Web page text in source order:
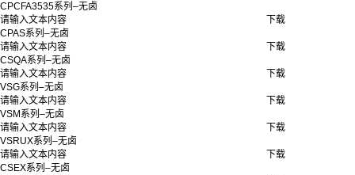
CPCFA3535系列–无卤
请输入文本内容
CPAS系列–无卤
下载
请输入文本内容
CSQA系列–无卤
下载
请输入文本内容
VSG系列–无卤
下载
请输入文本内容
VSM系列–无卤
下载
请输入文本内容
VSRUX系列–无卤
下载
请输入文本内容
CSEX系列–无卤
下载